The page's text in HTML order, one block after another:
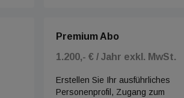
Premium Abo
1.200,- € / Jahr exkl. MwSt.
Erstellen Sie Ihr ausführliches
Personenprofil, Zugang zum